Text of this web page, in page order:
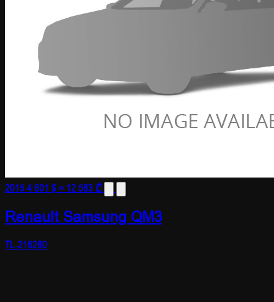
20154 801 $≈ 12 583 ₾
Renault Samsung QM3
TL-216280